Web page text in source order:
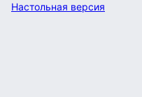
Настольная версия